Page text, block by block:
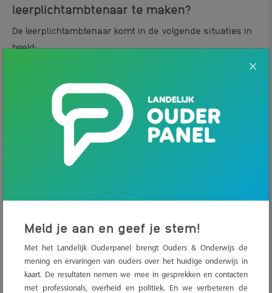
leerplichtambtenaar te maken?
De leerplichtambtenaar komt in de volgende situaties in
beeld:
Ongeoorloofd verzuim: je kind gaat niet naar school als
die dat wel zou moeten. Bijvoorbeeld als je kind spijbelt,
of als je op vakantie gaat terwijl daar geen
toestemming voor is.
Veelvuldig schoolverzuim: bij bijvoorbeeld langdurige
ziekte kan een school een leerplichtambtenaar
inschakelen voor hulp, naast een jeugdarts. Maar dit
Je kind krijgt een vrijstelling van de leerplicht.
Verantwoordelijkheden
leerplichtambtenaar
De verantwoordelijkheden en taken zijn als volgt:
Meld je aan en geef je stem!
Met het Landelijk Ouderpanel brengt Ouders & Onderwijs de
mening en ervaringen van ouders over het huidige onderwijs in
kaart. De resultaten nemen we mee in gesprekken en contacten
met professionals, overheid en politiek. En we verbeteren de